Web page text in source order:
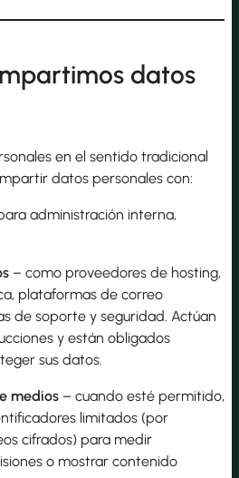
datos
en el sentido tradicional
datos personales con:
administración interna,
– como proveedores de hosting,
plataformas de correo
de soporte y seguridad. Actúan
y están obligados
sus datos.
medios – cuando esté permitido,
limitados (por
cifrados) para medir
o mostrar contenido